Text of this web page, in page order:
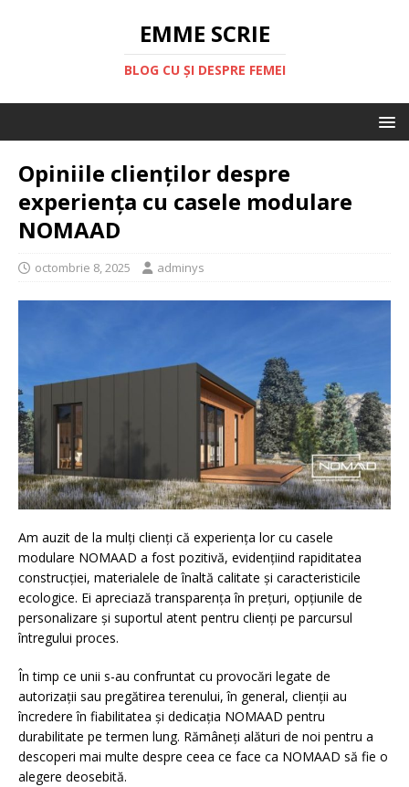
EMME SCRIE
BLOG CU ȘI DESPRE FEMEI
Opiniile clienților despre
experiența cu casele modulare
NOMAAD
octombrie 8, 2025 adminys
Am auzit de la mulți clienți că experiența lor cu casele
modulare NOMAAD a fost pozitivă, evidențiind rapiditatea
construcției, materialele de înaltă calitate și caracteristicile
ecologice. Ei apreciază transparența în prețuri, opțiunile de
personalizare și suportul atent pentru clienți pe parcursul
întregului proces.
În timp ce unii s-au confruntat cu provocări legate de
autorizații sau pregătirea terenului, în general, clienții au
încredere în fiabilitatea și dedicația NOMAAD pentru
durabilitate pe termen lung. Rămâneți alături de noi pentru a
descoperi mai multe despre ceea ce face ca NOMAAD să fie o
alegere deosebită.